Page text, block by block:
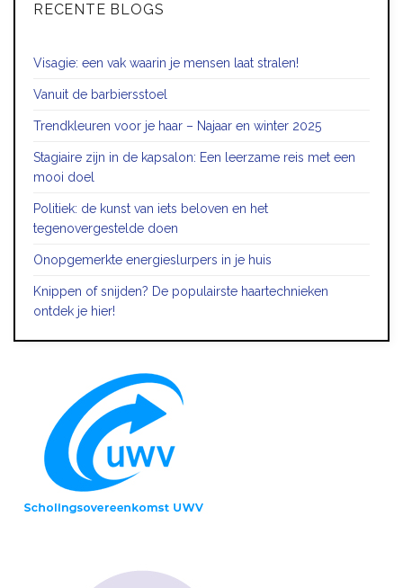
RECENTE BLOGS
Visagie: een vak waarin je mensen laat stralen!
Vanuit de barbiersstoel
Trendkleuren voor je haar – Najaar en winter 2025
Stagiaire zijn in de kapsalon: Een leerzame reis met een
mooi doel
Politiek: de kunst van iets beloven en het
tegenovergestelde doen
Onopgemerkte energieslurpers in je huis
Knippen of snijden? De populairste haartechnieken
ontdek je hier!